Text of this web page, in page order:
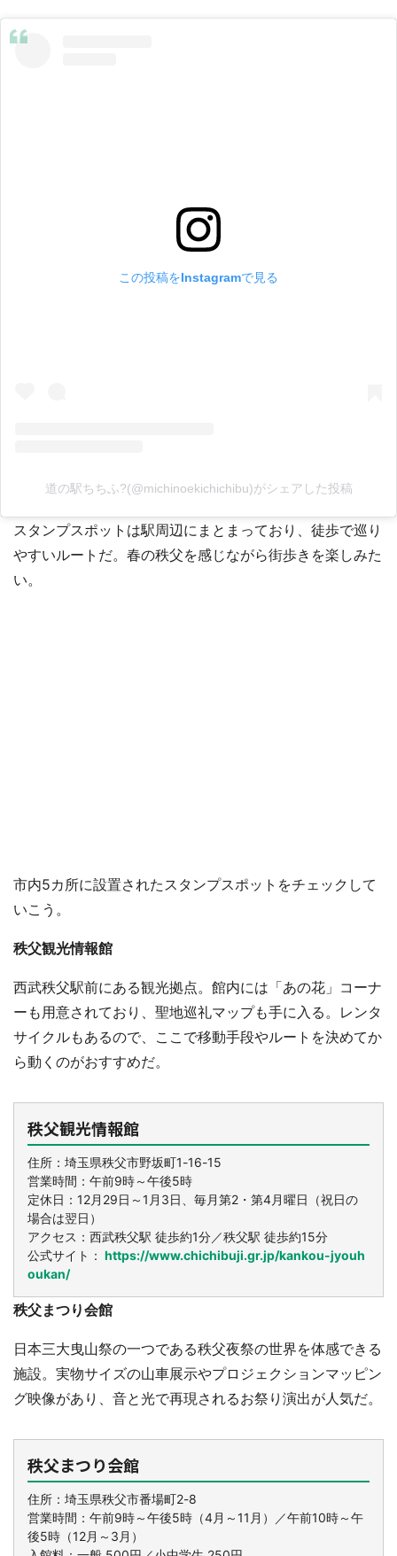
この投稿をInstagramで見る
道の駅ちちふ?(@michinoekichichibu)がシェアした投稿
スタンプスポットは駅周辺にまとまっており、徒歩で巡り
やすいルートだ。春の秩父を感じながら街歩きを楽しみた
い。
市内5カ所に設置されたスタンプスポットをチェックして
いこう。
秩父観光情報館
西武秩父駅前にある観光拠点。館内には「あの花」コーナ
ーも用意されており、聖地巡礼マップも手に入る。レンタ
サイクルもあるので、ここで移動手段やルートを決めてか
ら動くのがおすすめだ。
秩父観光情報館
住所：埼玉県秩父市野坂町1-16-15
営業時間：午前9時～午後5時
定休日：12月29日～1月3日、毎月第2・第4月曜日（祝日の
場合は翌日）
アクセス：西武秩父駅 徒歩約1分／秩父駅 徒歩約15分
公式サイト： https://www.chichibuji.gr.jp/kankou-jyouh
oukan/
秩父まつり会館
日本三大曳山祭の一つである秩父夜祭の世界を体感できる
施設。実物サイズの山車展示やプロジェクションマッピン
グ映像があり、音と光で再現されるお祭り演出が人気だ。
秩父まつり会館
住所：埼玉県秩父市番場町2-8
営業時間：午前9時～午後5時（4月～11月）／午前10時～午
後5時（12月～3月）